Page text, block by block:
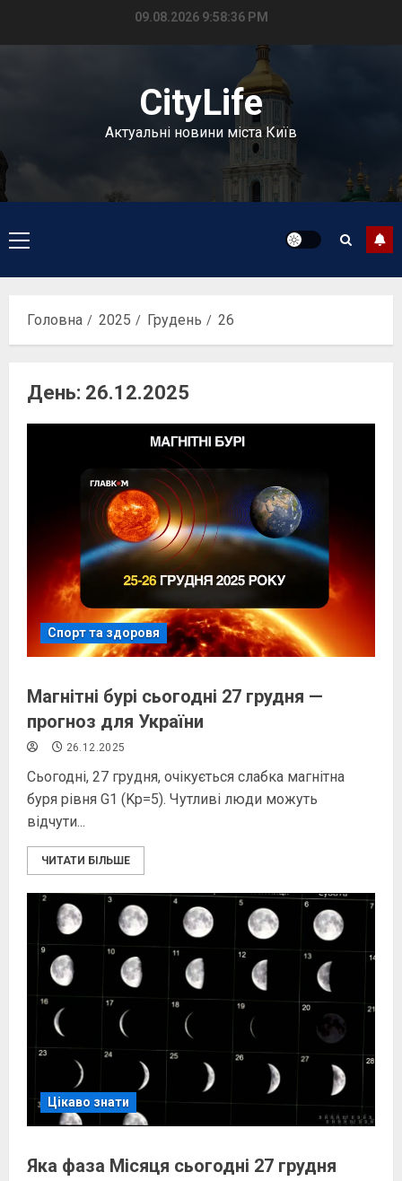
09.08.2026 9:58:37 PM
CityLife
Актуальні новини міста Київ
Головне
меню
Головна 2025 Грудень 26
День: 26.12.2025
Спорт та здоровя
Магнітні бурі сьогодні 27 грудня —
прогноз для України
26.12.2025
Сьогодні, 27 грудня, очікується слабка магнітна
буря рівня G1 (Kp=5). Чутливі люди можуть
відчути...
ЧИТАТИ БІЛЬШЕ
Цікаво знати
Яка фаза Місяця сьогодні 27 грудня